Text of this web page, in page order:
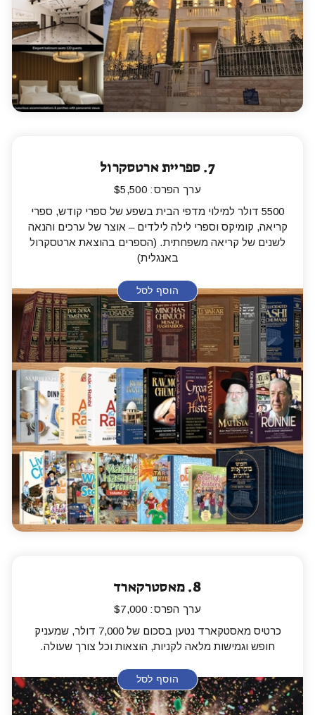
7. ספריית ארטסקרול
ערך הפרס: $5,500
5500 דולר למילוי מדפי הבית בשפע של ספרי קודש, ספרי
קריאה, קומיקס וספרי לילה לילדים – אוצר של ערכים והנאה
לשנים של קריאה משפחתית. (הספרים בהוצאת ארטסקרול
באנגלית)
הוסף לסל
8. מאסטרקארד
ערך הפרס: $7,000
כרטיס מאסטקארד נטען בסכום של 7,000 דולר, שמעניק
חופש וגמישות מלאה לקניות, הוצאות וכל צורך שעולה.
הוסף לסל